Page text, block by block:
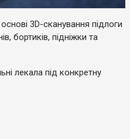
3D-сканування підлоги
бортиків, підніжки та
лекала під конкретну